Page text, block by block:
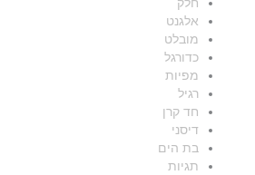
אלגנט
מובלט
כדורגל
מפיות
רגיל
חד קרן
דיסני
בת הים
תגיות